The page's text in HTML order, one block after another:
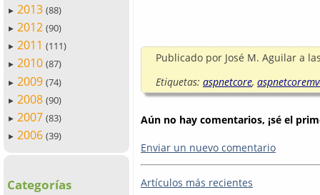
► 2013 (88)
► 2012 (90)
► 2011 (111)
► 2010 (87)
► 2009 (74)
► 2008 (90)
► 2007 (83)
► 2006 (39)
Categorías
Publicado por José M. Aguilar a
Etiquetas: aspnetcore,
Aún no hay comentarios, ¡sé el
Enviar un nuevo comentario
Artículos más recientes